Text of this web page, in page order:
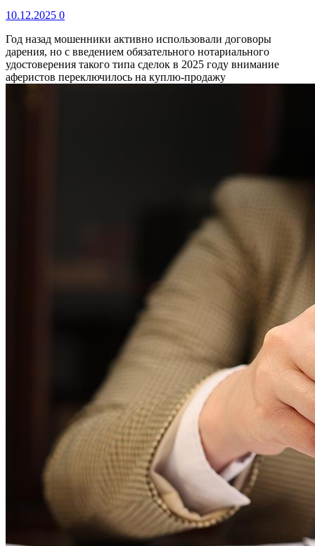
10.12.2025 0
Год назад мошенники активно использовали договоры
дарения, но с введением обязательного нотариального
удостоверения такого типа сделок в 2025 году внимание
аферистов переключилось на куплю-продажу